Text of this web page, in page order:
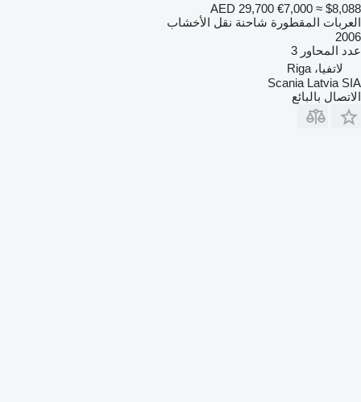
AED 29,700 €7,000 ≈ $8,088
العربات المقطورة شاحنة نقل الأخشاب
2006
عدد المحاور 3
لاتفيا، Riga
Scania Latvia SIA
الاتصال بالبائع